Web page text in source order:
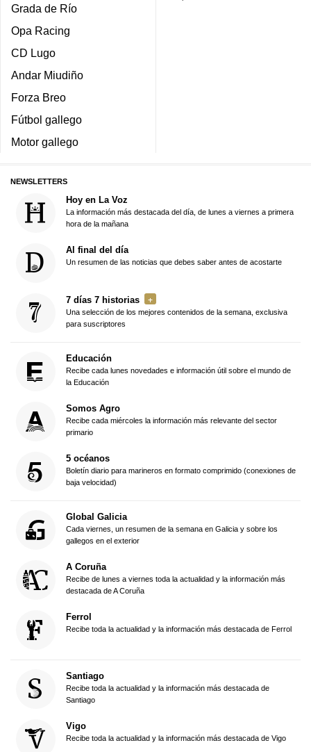
Grada de Río
Opa Racing
CD Lugo
Andar Miudiño
Forza Breo
Fútbol gallego
Motor gallego
NEWSLETTERS
Hoy en La Voz
La información más destacada del día, de lunes a viernes a primera
hora de la mañana
Al final del día
Un resumen de las noticias que debes saber antes de acostarte
7 días 7 historias
Una selección de los mejores contenidos de la semana, exclusiva
para suscriptores
Educación
Recibe cada lunes novedades e información útil sobre el mundo de
la Educación
Somos Agro
Recibe cada miércoles la información más relevante del sector
primario
5 océanos
Boletín diario para marineros en formato comprimido (conexiones de
baja velocidad)
Global Galicia
Cada viernes, un resumen de la semana en Galicia y sobre los
gallegos en el exterior
A Coruña
Recibe de lunes a viernes toda la actualidad y la información más
destacada de A Coruña
Ferrol
Recibe toda la actualidad y la información más destacada de Ferrol
Santiago
Recibe toda la actualidad y la información más destacada de
Santiago
Vigo
Recibe toda la actualidad y la información más destacada de Vigo